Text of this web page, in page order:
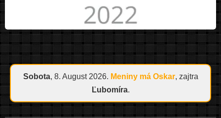
Sobota, 8. August 2026. Meniny má Oskar, zajtra
Ľubomíra.